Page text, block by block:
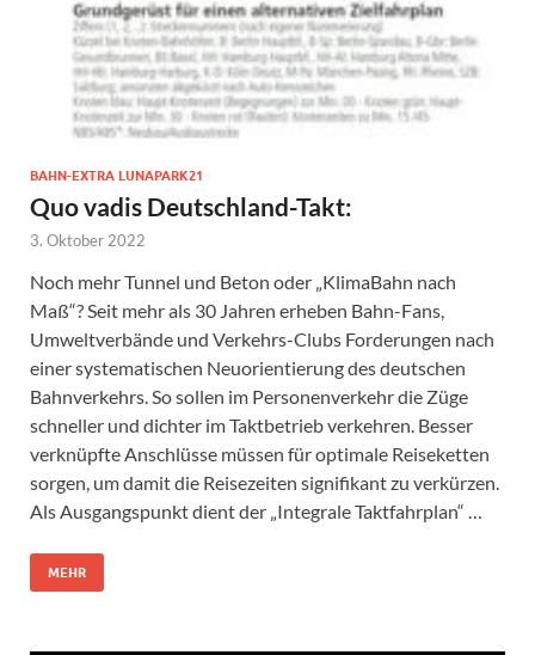
BAHN-EXTRA LUNAPARK21
Quo vadis Deutschland-Takt:
3. Oktober 2022
Noch mehr Tunnel und Beton oder „KlimaBahn nach
Maß“? Seit mehr als 30 Jahren erheben Bahn-Fans,
Umweltverbände und Verkehrs-Clubs Forderungen nach
einer systematischen Neuorientierung des deutschen
Bahnverkehrs. So sollen im Personenverkehr die Züge
schneller und dichter im Taktbetrieb verkehren. Besser
verknüpfte Anschlüsse müssen für optimale Reiseketten
sorgen, um damit die Reisezeiten signifikant zu verkürzen.
Als Ausgangspunkt dient der „Integrale Taktfahrplan“ …
MEHR